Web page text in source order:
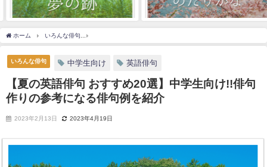
ホーム いろんな俳句
いろんな俳句 中学生向け 英語俳句
【夏の英語俳句 おすすめ20選】中学生向け!!俳句
作りの参考になる俳句例を紹介
2023年2月13日 2023年4月19日